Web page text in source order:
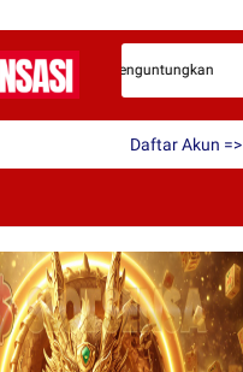
Terbesar Dan Menguntungkan
Daftar Akun =>